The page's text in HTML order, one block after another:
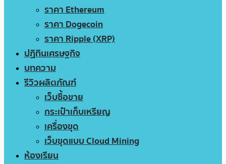
ราคา Ethereum
ราคา Dogecoin
ราคา Ripple (XRP)
ปฏิทินเศรษฐกิจ
บทความ
รีวิวผลิตภัณฑ์
เว็บซื้อขาย
กระเป๋าเก็บเหรียญ
เครื่องขุด
เว็บขุดแบบ Cloud Mining
ห้องเรียน